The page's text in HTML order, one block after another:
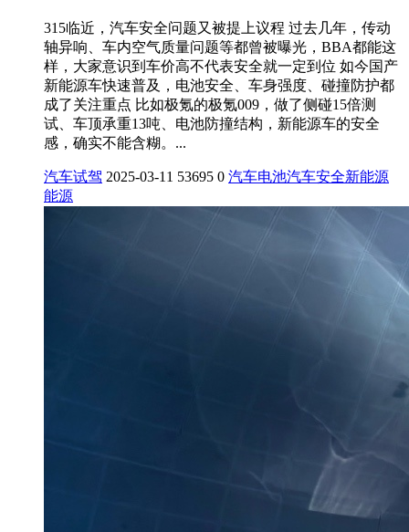
315临近，汽车安全问题又被提上议程 过去几年，传动
轴异响、车内空气质量问题等都曾被曝光，BBA都能这
样，大家意识到车价高不代表安全就一定到位 如今国产
新能源车快速普及，电池安全、车身强度、碰撞防护都
成了关注重点 比如极氪的极氪009，做了侧碰15倍测
试、车顶承重13吨、电池防撞结构，新能源车的安全
感，确实不能含糊。...
汽车试驾 2025-03-11 53695 0 汽车电池汽车安全新能源
能源